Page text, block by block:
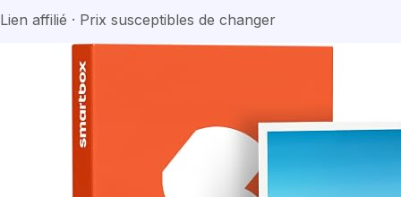
Lien affilié · Prix susceptibles de changer